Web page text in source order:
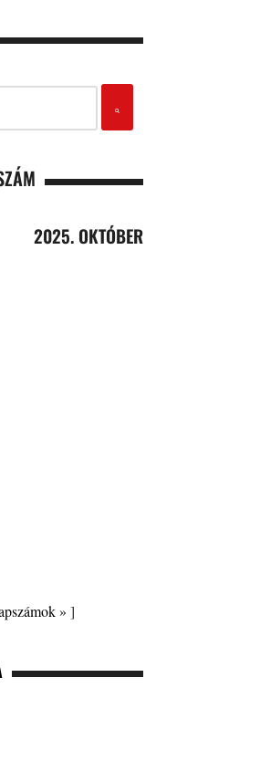
2025. OKTÓBER
» ]